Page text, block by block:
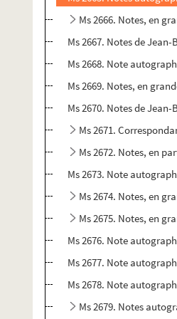
Ms 2666. Notes, en
Ms 2667. Notes de
Ms 2668. Note
Ms 2669. Notes, en
Ms 2670. Notes de
Ms 2671.
Ms 2672. Notes, en
Ms 2673. Note
Ms 2674. Notes, en
Ms 2675. Notes, en
Ms 2676. Note
Ms 2677. Note
Ms 2678. Note
Ms 2679. Notes